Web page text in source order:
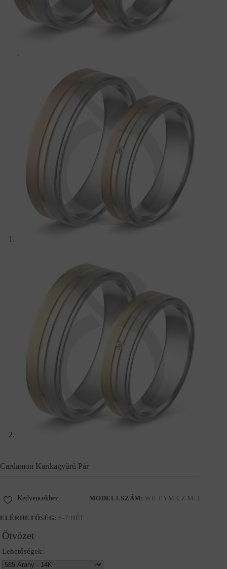
Cardamon Karikagyűrű Pár
MODELLSZÁM: WE.T.YM.CZ.M.3
ELÉRHETŐSÉG: 6-7 HÉT
Kedvencekhez
Ötvözet
Lehetőségek: